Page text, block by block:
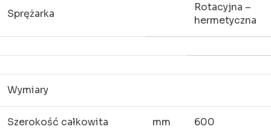
Sprężarka
Rotacyjna –
hermetyczna
Wymiary
Szerokość całkowita mm 600